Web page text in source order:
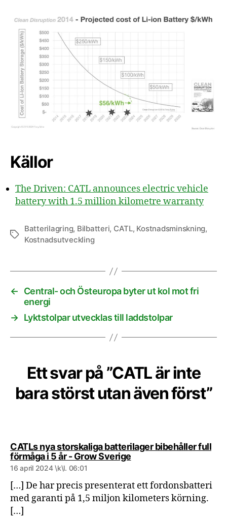
Källor
The Driven: CATL announces electric vehicle
battery with 1.5 million kilometre warranty
Etiketter
Batterilagring, Bilbatteri, CATL, Kostnadsminskning,
Kostnadsutveckling
←
Central- och Östeuropa byter ut kol mot fri
energi
→ Lyktstolpar utvecklas till laddstolpar
Ett svar på ”CATL är inte
bara störst utan även först”
CATLs nya storskaliga batterilager bibehåller full
förmåga i 5 år - Grow Sverigesäger:
16 april 2024 \k\l. 06:01
[…] De har precis presenterat ett fordonsbatteri
med garanti på 1,5 miljon kilometers körning.
[…]